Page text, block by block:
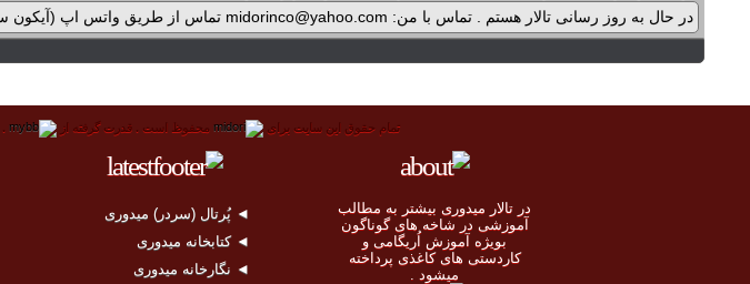
در حال به روز رسانی تالار هستم . تماس با من: midorinco@yahoo.com تماس از طریق واتس اپ (آیکون سمت چپ - بالای تالار) در پرداخت پولی برنامه ها اشکالی پیش آمده که در حال بازنویسی آن هستم .
تمام حقوق اين سايت برای محفوظ است . قدرت گرفته از
◄ پُرتال (سردر) میدوری
◄ کتابخانه میدوری
◄ نگارخانه میدوری
در تالار میدوری بيشتر به مطالب
آموزشی در شاخه های گوناگون
بویژه آموزش اُريگامی و
کاردستی های کاغذی پرداخته
ميشود .